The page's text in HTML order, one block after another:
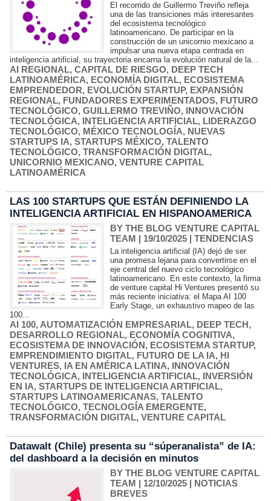
El recorrido de Guillermo Treviño refleja
una de las transiciones más interesantes
del ecosistema tecnológico
latinoamericano. De participar en la
construcción de un unicornio mexicano a
impulsar una nueva etapa centrada en
inteligencia artificial, su trayectoria encarna la evolución natural de la...
AI REGIONAL, CAPITAL DE RIESGO, DEEP TECH
LATINOAMÉRICA, ECONOMÍA DIGITAL, ECOSISTEMA
EMPRENDEDOR, EVOLUCIÓN STARTUP, EXPANSIÓN
REGIONAL, FUNDADORES EXPERIMENTADOS, FUTURO
TECNOLÓGICO, GUILLERMO TREVIÑO, INNOVACIÓN
TECNOLÓGICA, INTELIGENCIA ARTIFICIAL, LIDERAZGO
TECNOLÓGICO, MÉXICO TECNOLOGÍA, NUEVAS
STARTUPS IA, STARTUPS MÉXICO, TALENTO
TECNOLÓGICO, TRANSFORMACIÓN DIGITAL,
UNICORNIO MEXICANO, VENTURE CAPITAL
LATINOAMÉRICA
LAS 100 STARTUPS QUE ESTÁN DEFINIENDO LA
INTELIGENCIA ARTIFICIAL EN HISPANOAMERICA
BY THE BLOG VENTURE CAPITAL
TEAM | 19/10/2025 |TENDENCIAS
La inteligencia artificial (IA) dejó de ser
una promesa lejana para convertirse en el
eje central del nuevo ciclo tecnológico
latinoamericano. En este contexto, la firma
de venture capital Hi Ventures presentó su
más reciente iniciativa: el Mapa AI 100
Early Stage, un exhaustivo mapeo de las
100...
AI 100, AUTOMATIZACIÓN EMPRESARIAL, DEEP TECH,
DESARROLLO REGIONAL, ECONOMÍA COGNITIVA,
ECOSISTEMA DE INNOVACIÓN, ECOSISTEMA STARTUP,
EMPRENDIMIENTO DIGITAL, FUTURO DE LA IA, HI
VENTURES, IA EN AMÉRICA LATINA, INNOVACIÓN
TECNOLÓGICA, INTELIGENCIA ARTIFICIAL, INVERSIÓN
EN IA, STARTUPS DE INTELIGENCIA ARTIFICIAL,
STARTUPS LATINOAMERICANAS, TALENTO
TECNOLÓGICO, TECNOLOGÍA EMERGENTE,
TRANSFORMACIÓN DIGITAL, VENTURE CAPITAL
Datawalt (Chile) presenta su “súperanalista” de IA:
del dashboard a la decisión en minutos
BY THE BLOG VENTURE CAPITAL
TEAM | 12/10/2025 | NOTICIAS
BREVES